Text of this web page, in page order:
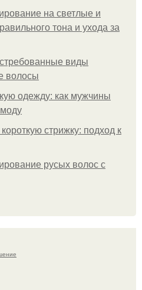
на светлые и
тона и ухода за
виды
волосы
одежду: как мужчины
стрижку: подход к
русых волос с